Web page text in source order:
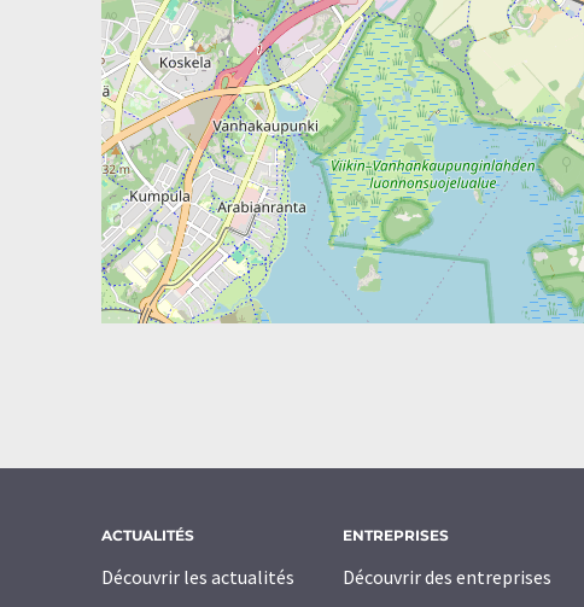
ACTUALITÉS
Découvrir les actualités
ENTREPRISES
Découvrir des entreprises